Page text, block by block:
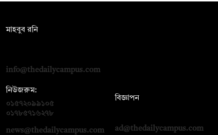
মাহবুব রনি
info@thedailycampus.com
নিউজরুম:
০১৫৭২০৯৯১০৫
০১৭৮৫৭১৬২৭৮
news@thedailycampus.com
বিজ্ঞাপন
ad@thedailycampus.com